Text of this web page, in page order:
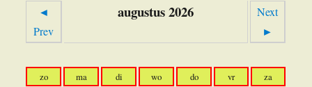
◄
Prev
augustus 2026
Next
►
zo ma di wo do vr za